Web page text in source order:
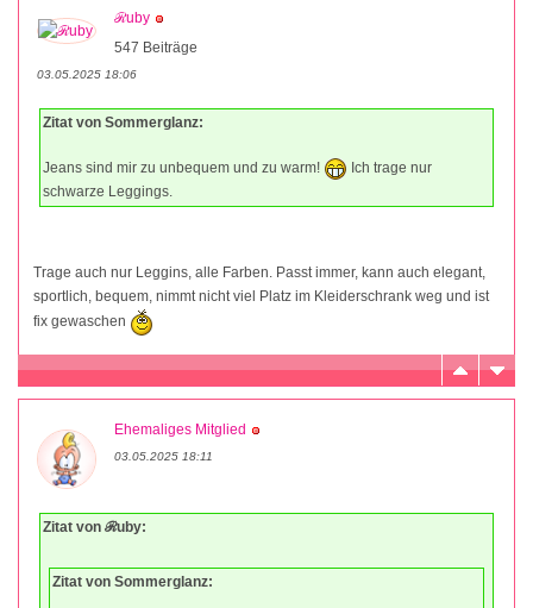
ℛuby
547 Beiträge
03.05.2025 18:06
Zitat von Sommerglanz:
Jeans sind mir zu unbequem und zu warm!
Ich trage nur
schwarze Leggings.
Trage auch nur Leggins, alle Farben. Passt immer, kann auch elegant,
sportlich, bequem, nimmt nicht viel Platz im Kleiderschrank weg und ist
fix gewaschen
Ehemaliges Mitglied
03.05.2025 18:11
Zitat von ℛuby:
Zitat von Sommerglanz: